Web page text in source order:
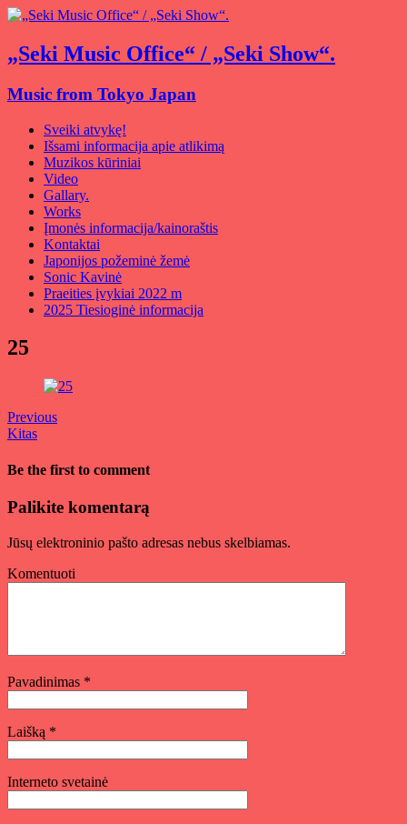
„Seki Music Office“ / „Seki Show“.
Music from Tokyo Japan
Sveiki atvykę!
Išsami informacija apie atlikimą
Muzikos kūriniai
Video
Gallary.
Works
Įmonės informacija/kainoraštis
Kontaktai
Japonijos požeminė žemė
Sonic Kavinė
Praeities įvykiai 2022 m
2025 Tiesioginė informacija
25
Previous
Kitas
Be the first to comment
Palikite komentarą
Jūsų elektroninio pašto adresas nebus skelbiamas.
Komentuoti
Pavadinimas *
Laišką *
Interneto svetainė